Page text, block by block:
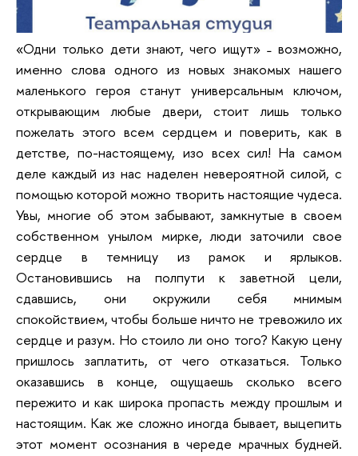
«Одни только дети знают, чего ищут» ˗ возможно,
именно слова одного из новых знакомых нашего
маленького героя станут универсальным ключом,
открывающим любые двери, стоит лишь только
пожелать этого всем сердцем и поверить, как в
детстве, по-настоящему, изо всех сил! На самом
деле каждый из нас наделен невероятной силой, с
помощью которой можно творить настоящие чудеса.
Увы, многие об этом забывают, замкнутые в своем
собственном унылом мирке, люди заточили свое
сердце в темницу из рамок и ярлыков.
Остановившись на полпути к заветной цели,
сдавшись, они окружили себя мнимым
спокойствием, чтобы больше ничто не тревожило их
сердце и разум. Но стоило ли оно того? Какую цену
пришлось заплатить, от чего отказаться. Только
оказавшись в конце, ощущаешь сколько всего
пережито и как широка пропасть между прошлым и
настоящим. Как же сложно иногда бывает, выцепить
этот момент осознания в череде мрачных будней.